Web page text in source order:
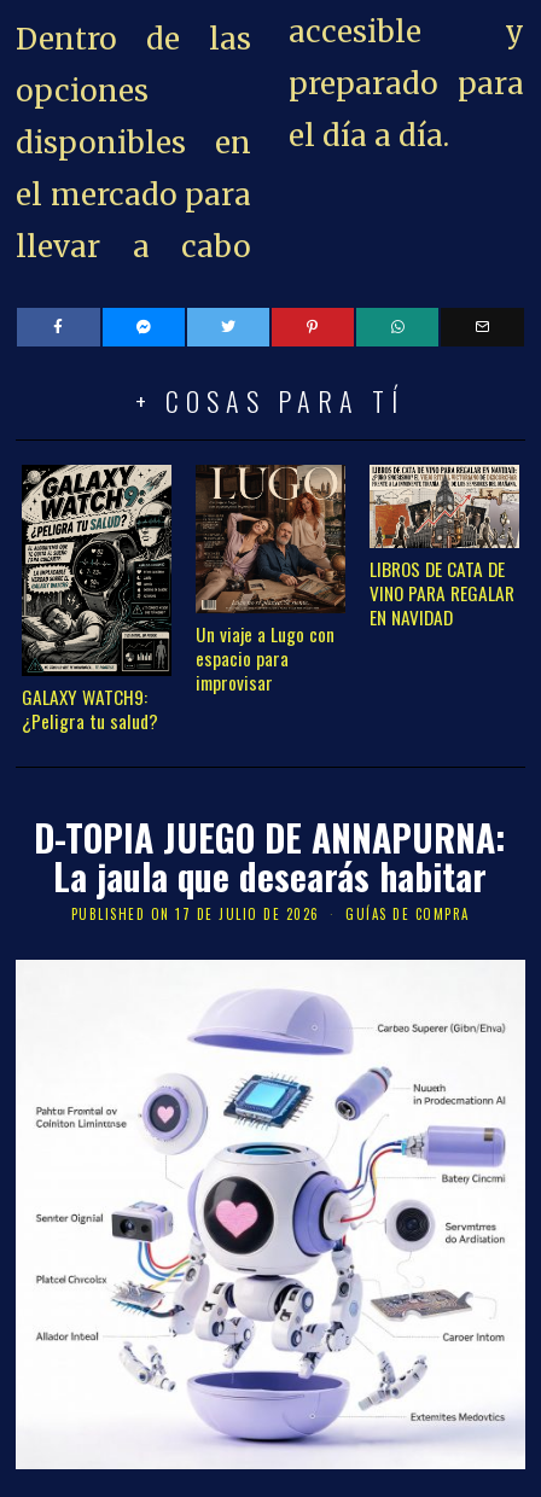
Dentro de las
opciones
disponibles en
el mercado para
llevar a cabo
accesible y
preparado para
el día a día.
+ COSAS PARA TÍ
GALAXY WATCH9:
¿Peligra tu salud?
Un viaje a Lugo con
espacio para
improvisar
LIBROS DE CATA DE
VINO PARA REGALAR
EN NAVIDAD
D-TOPIA JUEGO DE ANNAPURNA:
La jaula que desearás habitar
PUBLISHED ON 17 DE JULIO DE 2026 GUÍAS DE COMPRA